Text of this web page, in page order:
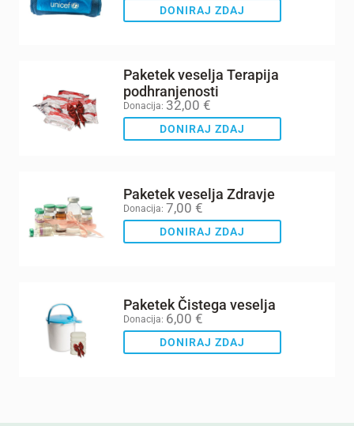
DONIRAJ ZDAJ
Paketek veselja Terapija
podhranjenosti
Donacija: 32,00 €
DONIRAJ ZDAJ
Paketek veselja Zdravje
Donacija: 7,00 €
DONIRAJ ZDAJ
Paketek Čistega veselja
Donacija: 6,00 €
DONIRAJ ZDAJ